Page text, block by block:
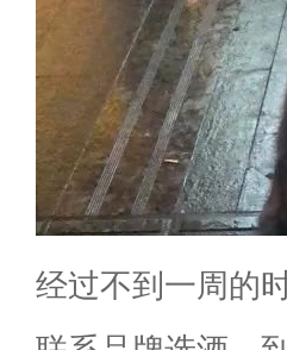
经过不到一周的